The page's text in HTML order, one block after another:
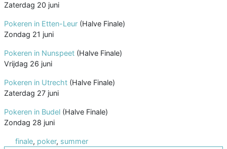
Zaterdag 20 juni
Pokeren in Etten-Leur (Halve Finale)
Zondag 21 juni
Pokeren in Nunspeet (Halve Finale)
Vrijdag 26 juni
Pokeren in Utrecht (Halve Finale)
Zaterdag 27 juni
Pokeren in Budel (Halve Finale)
Zondag 28 juni
finale, poker, summer